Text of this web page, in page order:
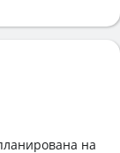
на